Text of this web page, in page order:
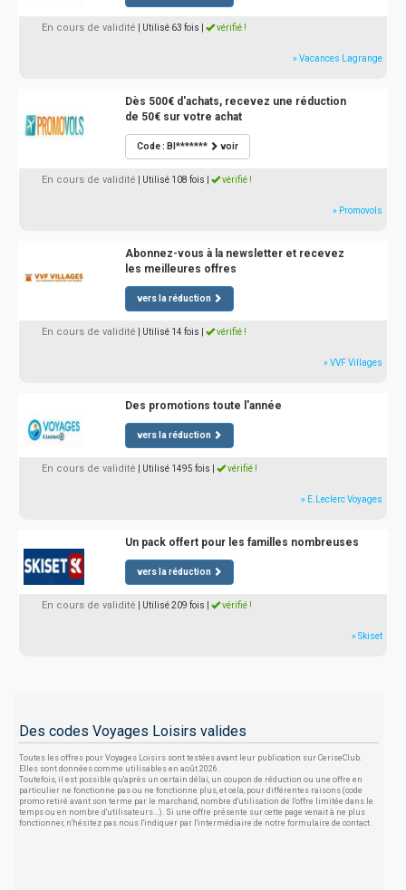
En cours de validité | Utilisé 63 fois vérifié !
» Vacances Lagrange
Dès 500€ d'achats, recevez une réduction
de 50€ sur votre achat
Code : BI******* voir
En cours de validité | Utilisé 108 fois vérifié !
» Promovols
Abonnez-vous à la newsletter et recevez
les meilleures offres
vers la réduction
En cours de validité | Utilisé 14 fois vérifié !
» VVF Villages
Des promotions toute l'année
vers la réduction
En cours de validité | Utilisé 1495 fois vérifié !
» E.Leclerc Voyages
Un pack offert pour les familles nombreuses
vers la réduction
En cours de validité | Utilisé 209 fois vérifié !
» Skiset
Des codes Voyages Loisirs valides
Toutes les offres pour Voyages Loisirs sont testées avant leur publication sur CeriseClub.
Elles sont données comme utilisables en août 2026.
Toutefois, il est possible qu'après un certain délai, un coupon de réduction ou une offre en
particulier ne fonctionne pas ou ne fonctionne plus, et cela, pour différentes raisons (code
promo retiré avant son terme par le marchand, nombre d'utilisation de l'offre limitée dans le
temps ou en nombre d'utilisateurs...). Si une offre présente sur cette page venait à ne plus
fonctionner, n'hésitez pas nous l'indiquer par l'intermédiaire de notre formulaire de contact.